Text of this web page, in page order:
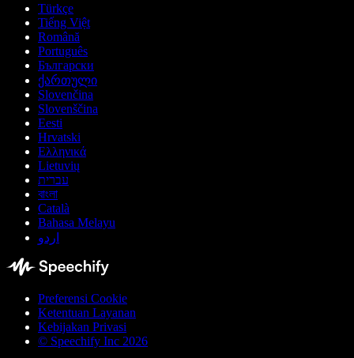
Türkçe
Tiếng Việt
Română
Português
Български
ქართული
Slovenčina
Slovenščina
Eesti
Hrvatski
Ελληνικά
Lietuvių
עברית
বাংলা
Català
Bahasa Melayu
اردو
Preferensi Cookie
Ketentuan Layanan
Kebijakan Privasi
© Speechify Inc 2026